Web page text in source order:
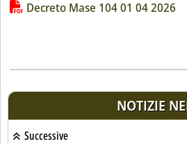
Lista allegati PDF alla
Decreto Mase 104 01 04 2026
NOTIZIE
Successive